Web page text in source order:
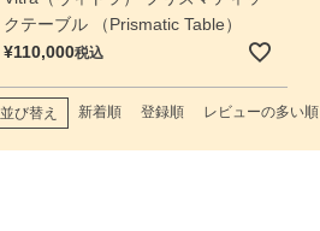
クテーブル （Prismatic Table）
¥110,000税込
並び替え 新着順 登録順 レビューの多い順